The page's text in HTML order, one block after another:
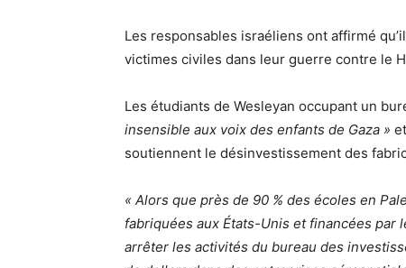
Les responsables israéliens ont affirmé
victimes civiles dans leur guerre contre le
Les étudiants de Wesleyan occupant un
insensible aux voix des enfants de Gaza »
soutiennent le désinvestissement des
« Alors que près de 90 % des écoles en
fabriquées aux États-Unis et financées
arrêter les activités du bureau des